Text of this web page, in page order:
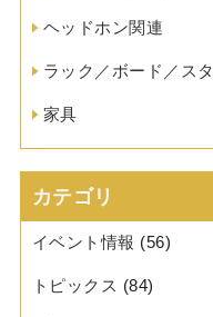
ヘッドホン関連
ラック／ボード／ス
家具
カテゴリ
イベント情報 (56)
トピックス (84)